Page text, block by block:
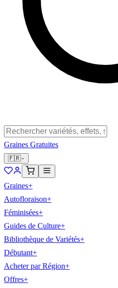
Graines Gratuites
🇫🇷
Graines+
Autofloraison+
Féminisées+
Guides de Culture+
Bibliothèque de Variétés+
Débutant+
Acheter par Région+
Offres+